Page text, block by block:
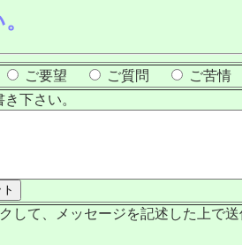
ご要望 ご質問
ご苦情
下さい。
して、メッセージを記述した上で送